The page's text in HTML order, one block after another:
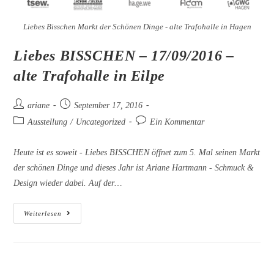
Liebes Bisschen Markt der Schönen Dinge - alte Trafohalle in Hagen
Liebes BISSCHEN – 17/09/2016 –
alte Trafohalle in Eilpe
Beitrags-
Autor:
ariane
Beitrag
veröffentlicht:
September 17, 2016
Beitrags-
Ausstellung / Uncategorized
Beitrags-
Ein Kommentar
Heute ist es soweit - Liebes BISSCHEN öffnet zum 5. Mal seinen Markt
der schönen Dinge und dieses Jahr ist Ariane Hartmann - Schmuck &
Design wieder dabei. Auf der…
Weiterlesen
Liebes
BISSCHEN